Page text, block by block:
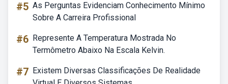
#5 As Perguntas Evidenciam Conhecimento Mínimo
Sobre A Carreira Profissional
#6 Represente A Temperatura Mostrada No
Termômetro Abaixo Na Escala Kelvin.
#7 Existem Diversas Classificações De Realidade